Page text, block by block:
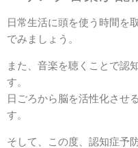
日常生活に頭を使う時間を
でみましょう。
また、音楽を聴くことで認
す。
日ごろから脳を活性化させ
す。
そして、この度、認知症予